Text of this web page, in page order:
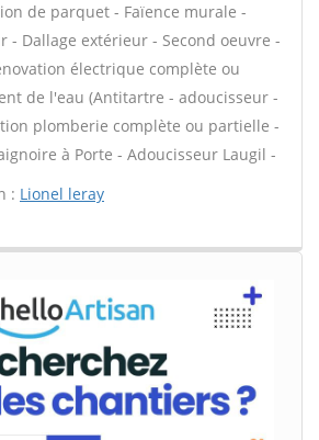
de parquet - Faïence murale -
- Dallage extérieur - Second oeuvre -
électrique complète ou
de l'eau (Antitartre - adoucisseur -
plomberie complète ou partielle -
à Porte - Adoucisseur Laugil -
: Lionel leray